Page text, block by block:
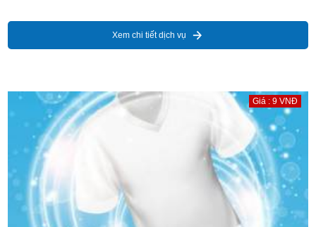
Xem chi tiết dịch vụ
Giá : 9 VNĐ